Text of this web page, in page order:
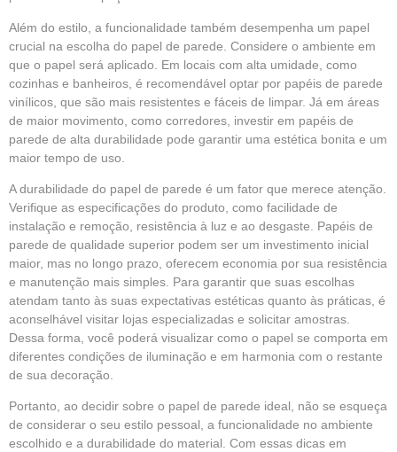
Além do estilo, a funcionalidade também desempenha um papel
crucial na escolha do papel de parede. Considere o ambiente em
que o papel será aplicado. Em locais com alta umidade, como
cozinhas e banheiros, é recomendável optar por papéis de parede
vinílicos, que são mais resistentes e fáceis de limpar. Já em áreas
de maior movimento, como corredores, investir em papéis de
parede de alta durabilidade pode garantir uma estética bonita e um
maior tempo de uso.
A durabilidade do papel de parede é um fator que merece atenção.
Verifique as especificações do produto, como facilidade de
instalação e remoção, resistência à luz e ao desgaste. Papéis de
parede de qualidade superior podem ser um investimento inicial
maior, mas no longo prazo, oferecem economia por sua resistência
e manutenção mais simples. Para garantir que suas escolhas
atendam tanto às suas expectativas estéticas quanto às práticas, é
aconselhável visitar lojas especializadas e solicitar amostras.
Dessa forma, você poderá visualizar como o papel se comporta em
diferentes condições de iluminação e em harmonia com o restante
de sua decoração.
Portanto, ao decidir sobre o papel de parede ideal, não se esqueça
de considerar o seu estilo pessoal, a funcionalidade no ambiente
escolhido e a durabilidade do material. Com essas dicas em